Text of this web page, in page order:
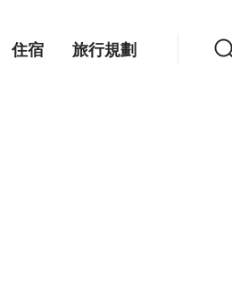
住宿 旅行規劃